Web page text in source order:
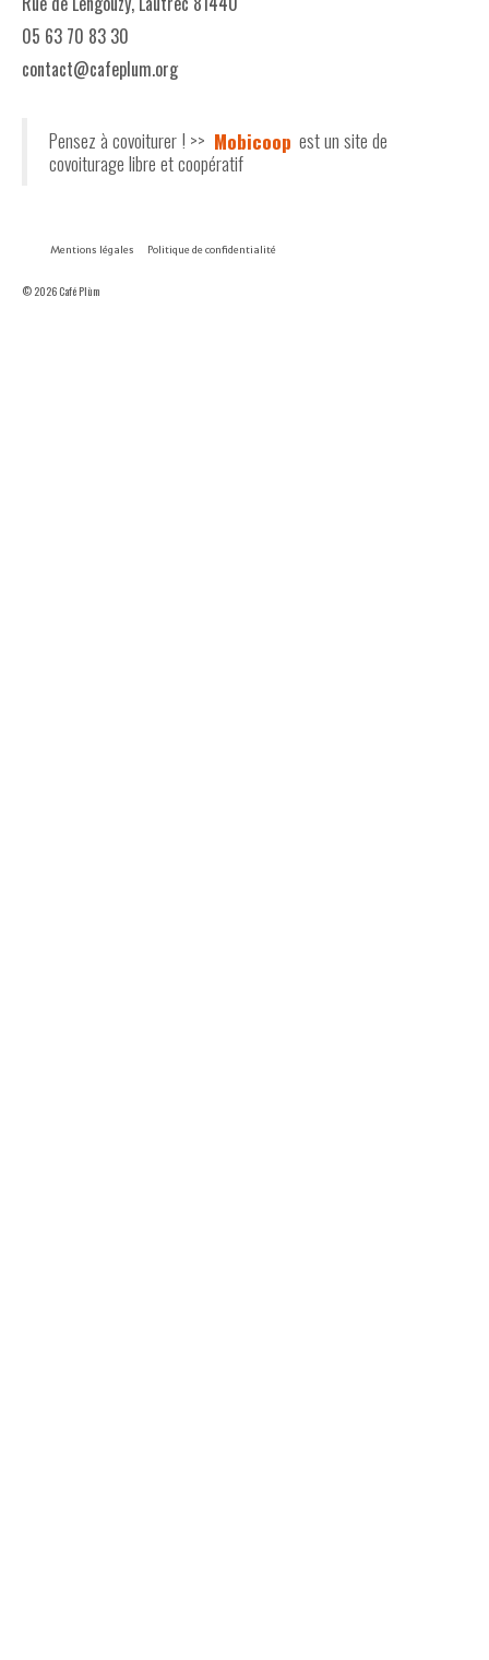
05 63 70 83 30
contact@cafeplum.org
Pensez à covoiturer ! >> Mobicoop est un site de
covoiturage libre et coopératif
Mentions légales Politique de confidentialité
© 2026 Café Plùm